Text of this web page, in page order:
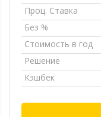
Проц. Ставка
Без %
Стоимость в год
Решение
Кэшбек